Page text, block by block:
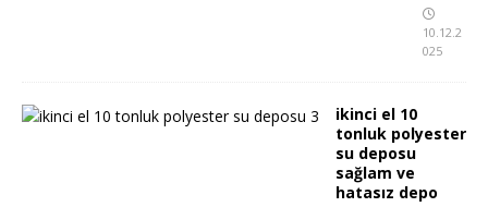
10.12.2
025
ikinci el 10
tonluk polyester
su deposu
sağlam ve
hatasız depo